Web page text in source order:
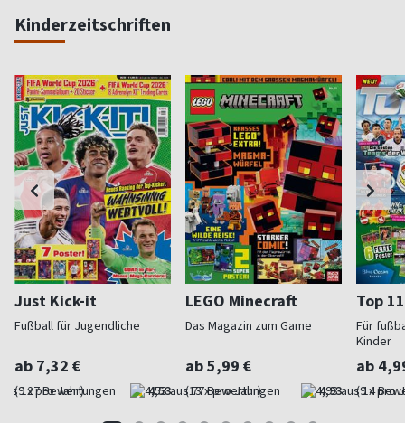
Kinderzeitschriften
Just Kick-it
Fußball für Jugendliche
ab 7,32 €
(9 x pro Jahr) 4,53
LEGO Minecraft
Das Magazin zum Game
ab 5,99 €
(13 x pro Jahr) 4,93
Top 11
Für
Kinder
ab
(9 x pro